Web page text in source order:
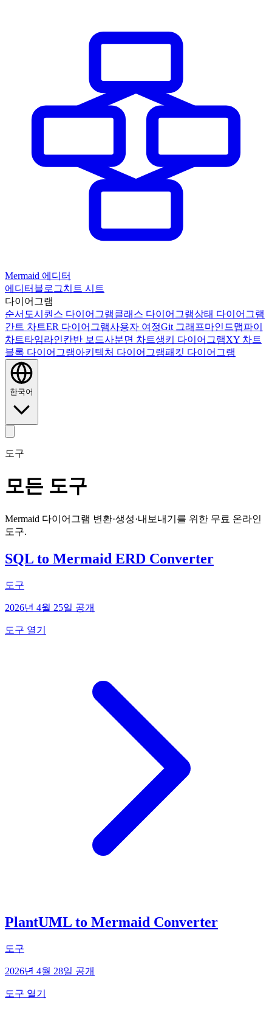
Mermaid 에디터
에디터 블로그치트 시트
다이어그램
순서도시퀀스 다이어그램클래스 다이어그램상태 다이어그램
간트 차트ER 다이어그램사용자 여정Git 그래프마인드맵파이
차트타임라인칸반 보드사분면 차트생키 다이어그램XY 차트
블록 다이어그램아키텍처 다이어그램패킷 다이어그램
한국어
도구
모든 도구
Mermaid 다이어그램 변환·생성·내보내기를 위한 무료 온라인
도구.
SQL to Mermaid ERD Converter
도구
2026년 4월 25일 공개
도구 열기
PlantUML to Mermaid Converter
도구
2026년 4월 28일 공개
도구 열기